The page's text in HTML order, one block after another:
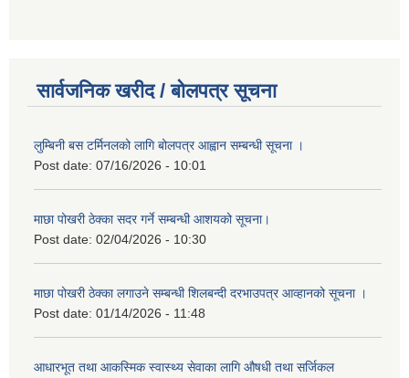
सार्वजनिक खरीद / बोलपत्र सूचना
लुम्बिनी बस टर्मिनलको लागि बोलपत्र आह्वान सम्बन्धी सूचना ।
Post date: 07/16/2026 - 10:01
माछा पोखरी ठेक्का सदर गर्ने सम्बन्धी आशयको सूचना।
Post date: 02/04/2026 - 10:30
माछा पोखरी ठेक्का लगाउने सम्बन्धी शिलबन्दी दरभाउपत्र आव्हानको सूचना ।
Post date: 01/14/2026 - 11:48
आधारभूत तथा आकस्मिक स्वास्थ्य सेवाका लागि औषधी तथा सर्जिकल